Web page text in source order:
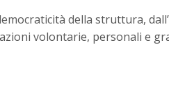
della struttura,
volontarie, personali e